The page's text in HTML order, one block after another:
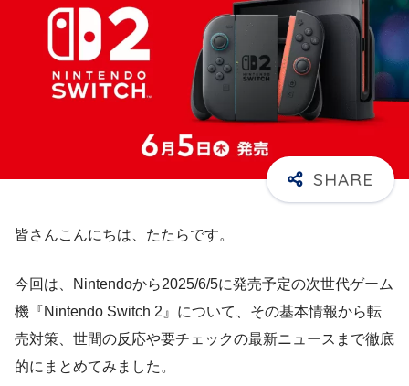
皆さんこんにちは、たたらです。
今回は、Nintendoから2025/6/5に発売予定の次世代ゲーム
機『Nintendo Switch 2』について、その基本情報から転
売対策、世間の反応や要チェックの最新ニュースまで徹底
的にまとめてみました。